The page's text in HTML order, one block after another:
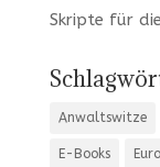
Skripte für
Anwaltswitze
E-Books